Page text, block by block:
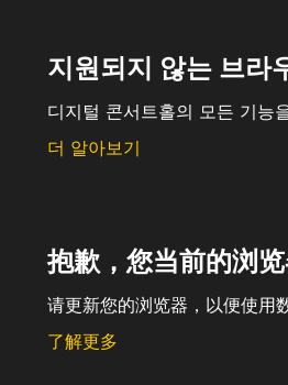
지원되지 않는 브라
디지털 콘서트홀의 모든 기능
더 알아보기
抱歉，您当前的浏
请更新您的浏览器，以便使用
了解更多